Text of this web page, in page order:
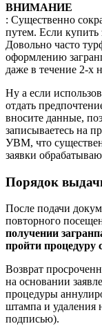
ВНИМАНИЕ
: Существенно
путем. Если купить
Довольно часто
оформлению
даже в течение 2-х
Ну а если
отдать
вносите данные,
записываетесь на
УВМ, что
заявки
Порядок
После подачи
повторного
получении
пройти процедуру
Возврат
на основании
процедуры
штампа и удаления
подписью).